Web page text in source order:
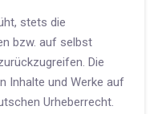
stets die
bzw. auf selbst
Die
Inhalte und Werke auf
Urheberrecht.